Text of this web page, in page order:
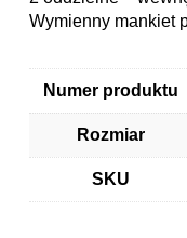
Wymienny mankiet
Numer produktu
Rozmiar
SKU